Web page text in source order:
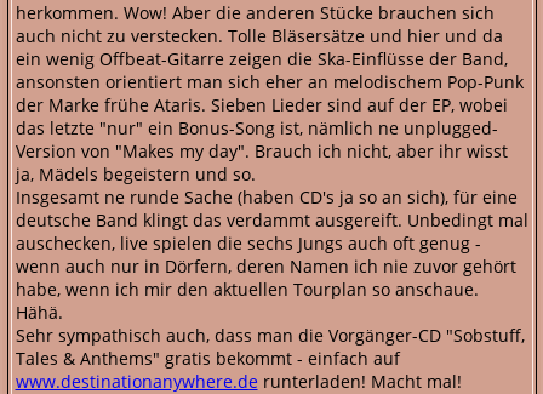
herkommen. Wow! Aber die anderen Stücke brauchen sich
auch nicht zu verstecken. Tolle Bläsersätze und hier und da
ein wenig Offbeat-Gitarre zeigen die Ska-Einflüsse der Band,
ansonsten orientiert man sich eher an melodischem Pop-Punk
der Marke frühe Ataris. Sieben Lieder sind auf der EP, wobei
das letzte "nur" ein Bonus-Song ist, nämlich ne unplugged-
Version von "Makes my day". Brauch ich nicht, aber ihr wisst
ja, Mädels begeistern und so.
Insgesamt ne runde Sache (haben CD's ja so an sich), für eine
deutsche Band klingt das verdammt ausgereift. Unbedingt mal
auschecken, live spielen die sechs Jungs auch oft genug -
wenn auch nur in Dörfern, deren Namen ich nie zuvor gehört
habe, wenn ich mir den aktuellen Tourplan so anschaue.
Hähä.
Sehr sympathisch auch, dass man die Vorgänger-CD "Sobstuff,
Tales & Anthems" gratis bekommt - einfach auf
www.destinationanywhere.de runterladen! Macht mal!